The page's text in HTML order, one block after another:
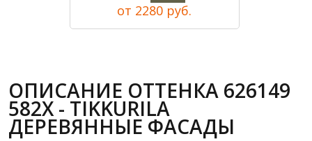
от 2280 руб.
ОПИСАНИЕ ОТТЕНКА 626149
582X - TIKKURILA
ДЕРЕВЯННЫЕ ФАСАДЫ